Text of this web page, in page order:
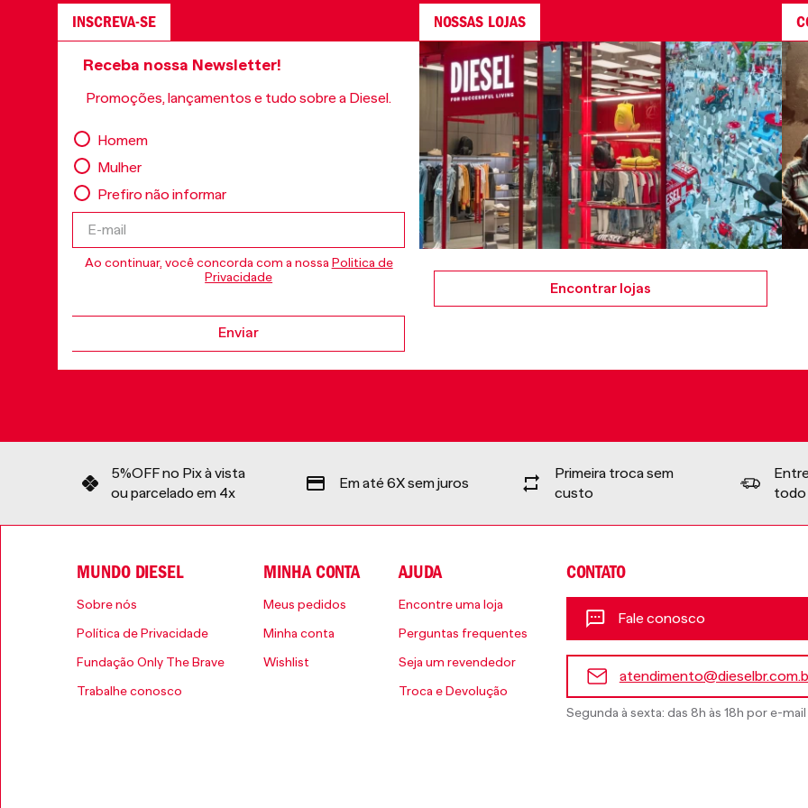
INSCREVA-SE
Receba nossa Newsletter!
Promoções, lançamentos e tudo sobre a Diesel.
Homem
Mulher
Prefiro não informar
Ao continuar, você concorda com a nossa Politica de
Privacidade
Enviar
NOSSAS LOJAS
Encontrar lojas
5%OFF no Pix à vista
ou parcelado em 4x
Em até 6X sem juros
Primeira troca sem
custo
todo
MUNDO DIESEL
Sobre nós
Política de Privacidade
Fundação Only The Brave
Trabalhe conosco
MINHA CONTA
Meus pedidos
Minha conta
Wishlist
AJUDA
Encontre uma loja
Perguntas frequentes
Seja um revendedor
Troca e Devolução
CONTATO
Fale conosco
Segunda à sexta: das 8h às 18h por e-mail